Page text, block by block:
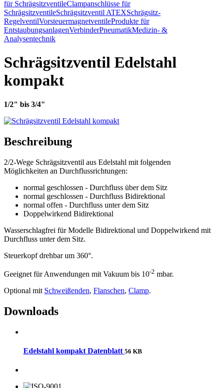
für SchrägsitzventileClampanschlüsse für
SchrägsitzventileSchrägsitzventil ATEXSchrägsitz-
RegelventilVorsteuermagnetventileProdukte für
EntstaubungsanlagenVerbinderPneumatikMedizin- &
Analysentechnik
Schrägsitzventil Edelstahl
kompakt
1/2" bis 3/4"
Beschreibung
2/2-Wege Schrägsitzventil aus Edelstahl mit folgenden
Möglichkeiten an Durchflussrichtungen:
normal geschlossen - Durchfluss über dem Sitz
normal geschlossen - Durchfluss Bidirektional
normal offen - Durchfluss unter dem Sitz
Doppelwirkend Bidirektional
Wasserschlagfrei für Modelle Bidirektional und Doppelwirkend mit
Durchfluss unter dem Sitz.
Steuerkopf drehbar um 360°.
Geeignet für Anwendungen mit Vakuum bis 10-2 mbar.
Optional mit Schweißenden, Flanschen, Clamp.
Downloads
Edelstahl kompakt Datenblatt 56 KB